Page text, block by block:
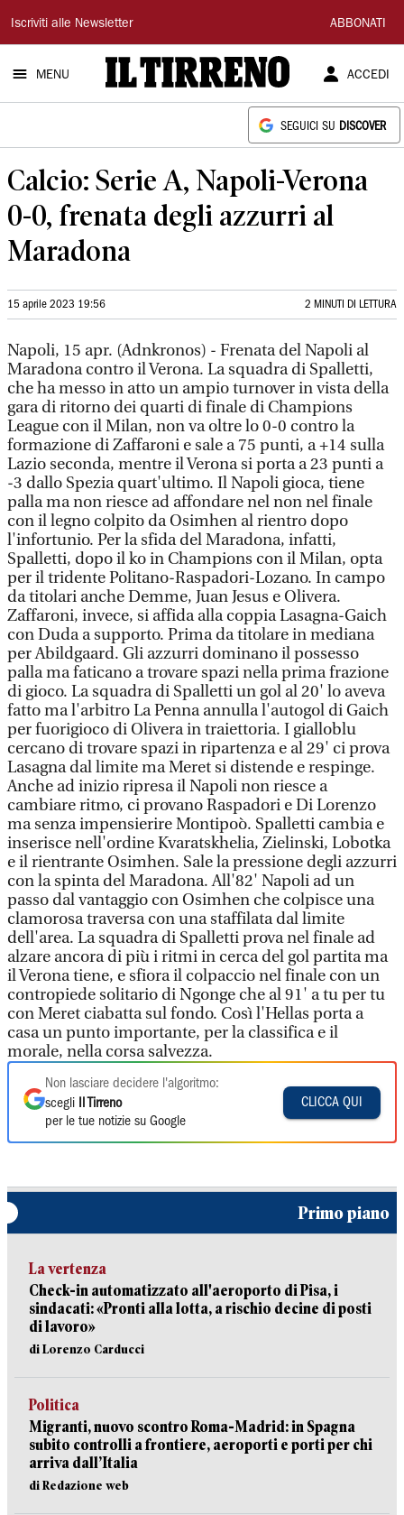
Il
Tirreno
Iscriviti alle Newsletter ABBONATI
MENU ACCEDI
SEGUICI SU DISCOVER
Calcio: Serie A, Napoli-Verona
0-0, frenata degli azzurri al
Maradona
15 aprile 2023 19:56 2 MINUTI DI LETTURA
Napoli, 15 apr. (Adnkronos) - Frenata del Napoli al
Maradona contro il Verona. La squadra di Spalletti,
che ha messo in atto un ampio turnover in vista della
gara di ritorno dei quarti di finale di Champions
League con il Milan, non va oltre lo 0-0 contro la
formazione di Zaffaroni e sale a 75 punti, a +14 sulla
Lazio seconda, mentre il Verona si porta a 23 punti a
-3 dallo Spezia quart'ultimo. Il Napoli gioca, tiene
palla ma non riesce ad affondare nel non nel finale
con il legno colpito da Osimhen al rientro dopo
l'infortunio. Per la sfida del Maradona, infatti,
Spalletti, dopo il ko in Champions con il Milan, opta
per il tridente Politano-Raspadori-Lozano. In campo
da titolari anche Demme, Juan Jesus e Olivera.
Zaffaroni, invece, si affida alla coppia Lasagna-Gaich
con Duda a supporto. Prima da titolare in mediana
per Abildgaard. Gli azzurri dominano il possesso
palla ma faticano a trovare spazi nella prima frazione
di gioco. La squadra di Spalletti un gol al 20' lo aveva
fatto ma l'arbitro La Penna annulla l'autogol di Gaich
per fuorigioco di Olivera in traiettoria. I gialloblu
cercano di trovare spazi in ripartenza e al 29' ci prova
Lasagna dal limite ma Meret si distende e respinge.
Anche ad inizio ripresa il Napoli non riesce a
cambiare ritmo, ci provano Raspadori e Di Lorenzo
ma senza impensierire Montipoò. Spalletti cambia e
inserisce nell'ordine Kvaratskhelia, Zielinski, Lobotka
e il rientrante Osimhen. Sale la pressione degli azzurri
con la spinta del Maradona. All'82' Napoli ad un
passo dal vantaggio con Osimhen che colpisce una
clamorosa traversa con una staffilata dal limite
dell'area. La squadra di Spalletti prova nel finale ad
alzare ancora di più i ritmi in cerca del gol partita ma
il Verona tiene, e sfiora il colpaccio nel finale con un
contropiede solitario di Ngonge che al 91' a tu per tu
con Meret ciabatta sul fondo. Così l'Hellas porta a
casa un punto importante, per la classifica e il
morale, nella corsa salvezza.
Non lasciare decidere l'algoritmo:
scegli
Il Tirreno
per le tue notizie su Google
CLICCA QUI
Primo piano
La vertenza
Check-in automatizzato all'aeroporto di Pisa, i
sindacati: «Pronti alla lotta, a rischio decine di posti
di lavoro»
di Lorenzo Carducci
Politica
Migranti, nuovo scontro Roma-Madrid: in Spagna
subito controlli a frontiere, aeroporti e porti per chi
arriva dall’Italia
di Redazione web